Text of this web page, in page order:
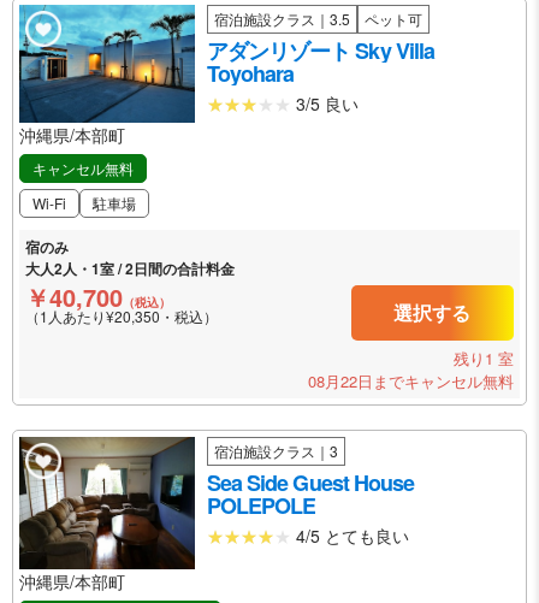
宿泊施設クラス｜3.5 ペット可
アダンリゾート Sky Villa
Toyohara
3/5 良い
沖縄県/本部町
キャンセル無料
Wi-Fi
駐車場
宿のみ
大人2人・1室 / 2日間の合計料金
￥40,700 （税込）
（1人あたり¥20,350・税込） 選択する
残り1 室
08月22日までキャンセル無料
宿泊施設クラス｜3
Sea Side Guest House
POLEPOLE
4/5 とても良い
沖縄県/本部町